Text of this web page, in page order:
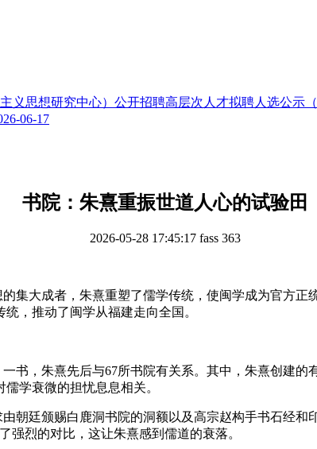
义思想研究中心）公开招聘高层次人才拟聘人选公示
06-17
书院：朱熹重振世道人心的试验田
2026-05-28 17:45:17 fass 363
集大成者，朱熹重塑了儒学传统，使闽学成为官方
，推动了闽学从福建走向全国。
书，朱熹先后与67所书院有关系。其中，朱熹创建的
儒学衰微的担忧息息相关。
朝廷颁赐白鹿洞书院的洞额以及高宗赵构手书石经
强烈的对比，这让朱熹感到儒道的衰落。